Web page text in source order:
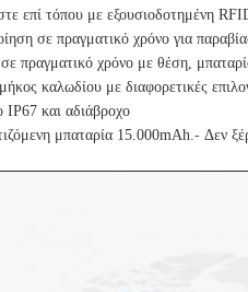
επί τόπου με εξουσιοδοτημένη
σε πραγματικό χρόνο για
πραγματικό χρόνο με θέση,
καλωδίου με διαφορετικές
και αδιάβροχο
μπαταρία 15.000mAh.- Δεν